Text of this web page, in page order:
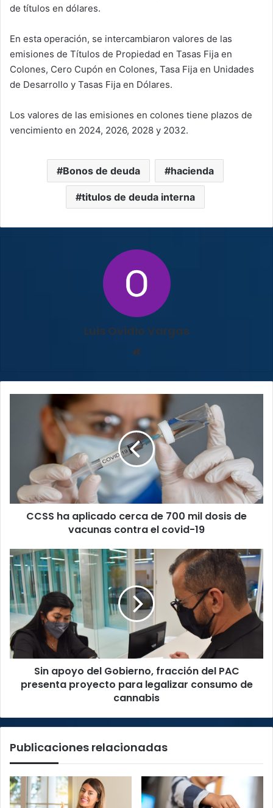
de títulos en dólares.
En esta operación, se intercambiaron valores de las
emisiones de Títulos de Propiedad en Tasas Fija en
Colones, Cero Cupón en Colones, Tasa Fija en Unidades
de Desarrollo y Tasas Fija en Dólares.
Los valores de las emisiones en colones tiene plazos de
vencimiento en 2024, 2026, 2028 y 2032.
Bonos de deuda hacienda
titulos de deuda interna
Luis Ovidio Vargas
dosis
de
vacunas
covid-
19
CCSS ha aplicado cerca de 700 mil dosis de
vacunas contra el covid-19
Sin
apoyo
del
Gobierno,
fracción
del
PAC
presenta
proyecto
legalizar
cannabis
Sin apoyo del Gobierno, fracción del PAC
presenta proyecto para legalizar consumo de
cannabis
Publicaciones relacionadas